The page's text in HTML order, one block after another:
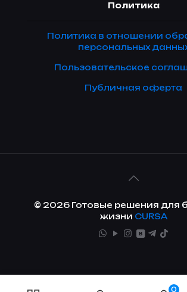
Политика
Политика в отношении
персональных
Пользовательское
Публичная оферта
© 2026 Готовые решения для
жизни CURSA
0